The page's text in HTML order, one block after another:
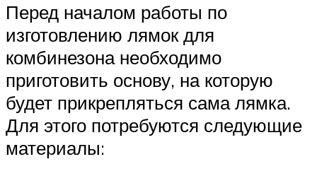
Перед началом работы по
изготовлению лямок для
комбинезона необходимо
приготовить основу, на которую
будет прикрепляться сама лямка.
Для этого потребуются следующие
материалы: